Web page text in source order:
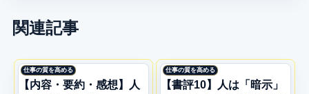
関連記事
仕事の質を高める
【内容・要約・感想】人
仕事の質を高める
【書評10】人は「暗示」